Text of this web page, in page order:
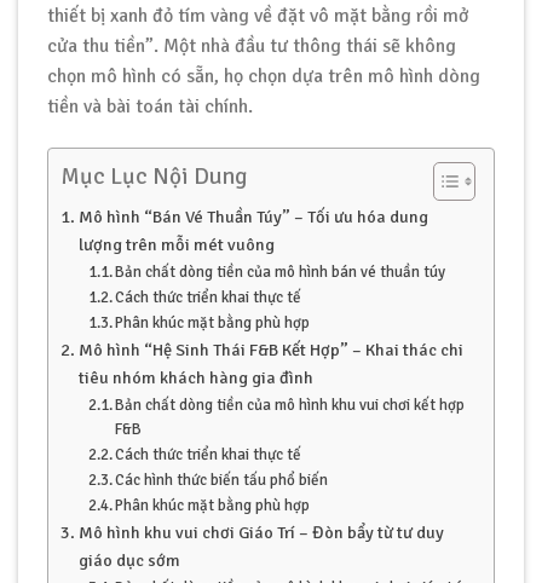
thiết bị xanh đỏ tím vàng về đặt vô mặt bằng rồi mở
cửa thu tiền”. Một nhà đầu tư thông thái sẽ không
chọn mô hình có sẵn, họ chọn dựa trên mô hình dòng
tiền và bài toán tài chính.
Mục Lục Nội Dung
Mô hình “Bán Vé Thuần Túy” – Tối ưu hóa dung
lượng trên mỗi mét vuông
Bản chất dòng tiền của mô hình bán vé thuần túy
Cách thức triển khai thực tế
Phân khúc mặt bằng phù hợp
Mô hình “Hệ Sinh Thái F&B Kết Hợp” – Khai thác chi
tiêu nhóm khách hàng gia đình
Bản chất dòng tiền của mô hình khu vui chơi kết hợp
F&B
Cách thức triển khai thực tế
Các hình thức biến tấu phổ biến
Phân khúc mặt bằng phù hợp
Mô hình khu vui chơi Giáo Trí – Đòn bẩy từ tư duy
giáo dục sớm